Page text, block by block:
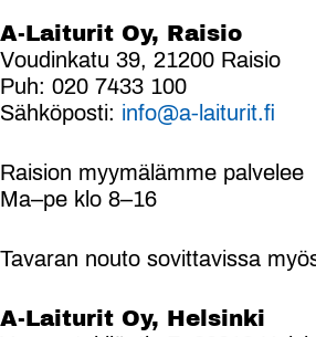
A-Laiturit Oy, Raisio
Voudinkatu 39, 21200 Raisio
Puh: 020 7433 100
Sähköposti: info@a-laiturit.fi
Raision myymälämme palvelee
Ma–pe klo 8–16
Tavaran nouto sovittavissa
A-Laiturit Oy, Helsinki